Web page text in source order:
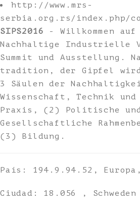
http://www.mrs-
serbia.org.rs/index.php/
SIPS2016 - Willkommen
Nachhaltige Industrielle
Summit und Ausstellung.
tradition, der Gipfel wird
3 Säulen der
Wissenschaft, Technik
Praxis, (2) Politische
Gesellschaftliche
(3) Bildung.
País: 194.9.94.52,
Ciudad: 18.056 , Schweden